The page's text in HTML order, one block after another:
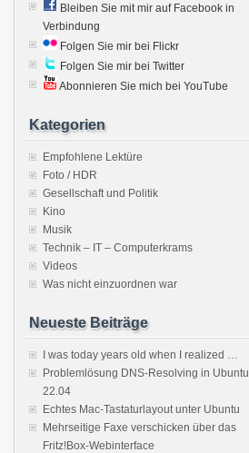
Bleiben Sie mit mir auf Facebook in
Verbindung
Folgen Sie mir bei Flickr
Folgen Sie mir bei Twitter
Abonnieren Sie mich bei YouTube
Kategorien
Empfohlene Lektüre
Foto / HDR
Gesellschaft und Politik
Kino
Musik
Technik – IT – Computerkrams
Videos
Was nicht einzuordnen war
Neueste Beiträge
I was today years old when I realized …
Problemlösung DNS-Resolving in Ubuntu
22.04
Echtes Mac-Tastaturlayout unter Ubuntu
Mehrseitige Faxe verschicken über das
Fritz!Box-Webinterface